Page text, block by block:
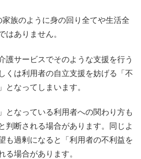
族のように身の回り全てや生活全
はありません。
護サービスでそのような支援を行う
くは利用者の自立支援を妨げる「不
となってしまいます。
となっている利用者への関わり方も
判断される場合があります。同じよ
も過剰になると「利用者の不利益を
る場合があります。